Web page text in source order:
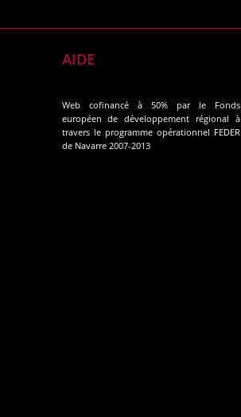
AIDE
Web cofinancé à 50% par le Fonds
européen de développement régional à
travers le programme opérationnel FEDER
de Navarre 2007-2013